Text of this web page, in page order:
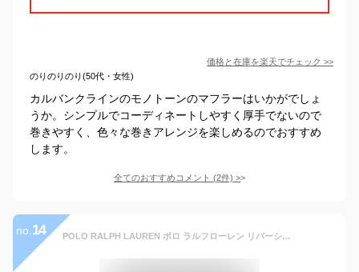
価格と在庫を楽天でチェック >>
のりのりのり(50代・女性)
カルバンクラインのモノトーンのマフラーはいかがでしょ
うか。シンプルでコーディネートしやすく厚手でないので
巻きやすく、色々な巻きアレンジを楽しめるのでおすすめ
します。
全てのおすすめコメント (2件) >
no. 14 POLO RALPH LAUREN ポロ ラルフローレン リバーシブル ウール チェック柄マフラー PC0743 全4色 イタリア製 ラルフローレン マフラー プレゼント 大人 マフラー ギフト ウール ロゴ 冬 防寒 レディース ブランド 男女兼用 ユニセックス おしゃれ ギフト プレゼント 刺繍